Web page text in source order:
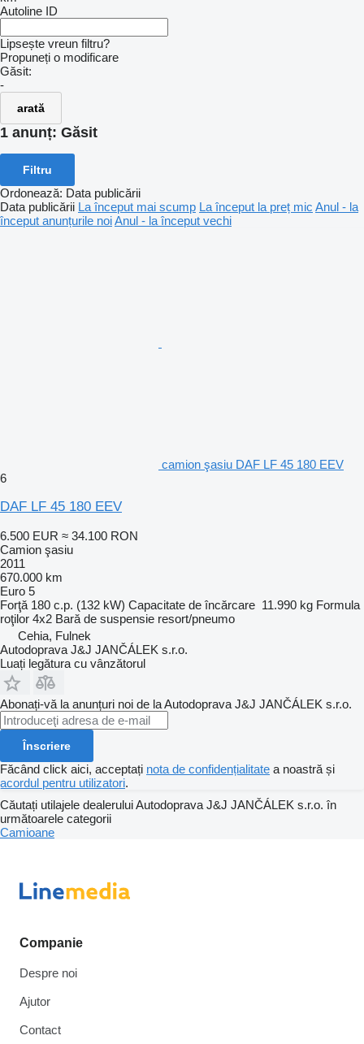
Autoline ID
Lipsește vreun filtru?
Propuneți o modificare
Găsit:
-
arată
1 anunț: Găsit
Filtru
Ordonează: Data publicării
Data publicării La început mai scump La început la preț mic Anul - la
început anunțurile noiAnul - la început vechi
camion şasiu DAF LF 45 180 EEV
6
DAF LF 45 180 EEV
6.500 EUR ≈ 34.100 RON
Camion şasiu
2011
670.000 km
Euro 5
Forţă 180 c.p. (132 kW) Capacitate de încărcare 11.990 kg Formula
roţilor 4x2 Bară de suspensie resort/pneumo
Cehia, Fulnek
Autodoprava J&J JANČÁLEK s.r.o.
Luați legătura cu vânzătorul
Abonați-vă la anunțuri noi de la Autodoprava J&J JANČÁLEK s.r.o.
Înscriere
Făcând click aici, acceptați nota de confidențialitate a noastră și
acordul pentru utilizatori.
Căutați utilajele dealerului Autodoprava J&J JANČÁLEK s.r.o. în
următoarele categorii
Camioane
Companie
Despre noi
Ajutor
Contact